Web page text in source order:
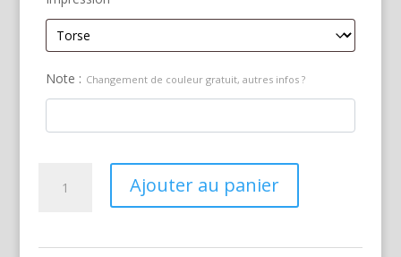
Note : Changement de couleur gratuit, autres infos ?
Ajouter au panier